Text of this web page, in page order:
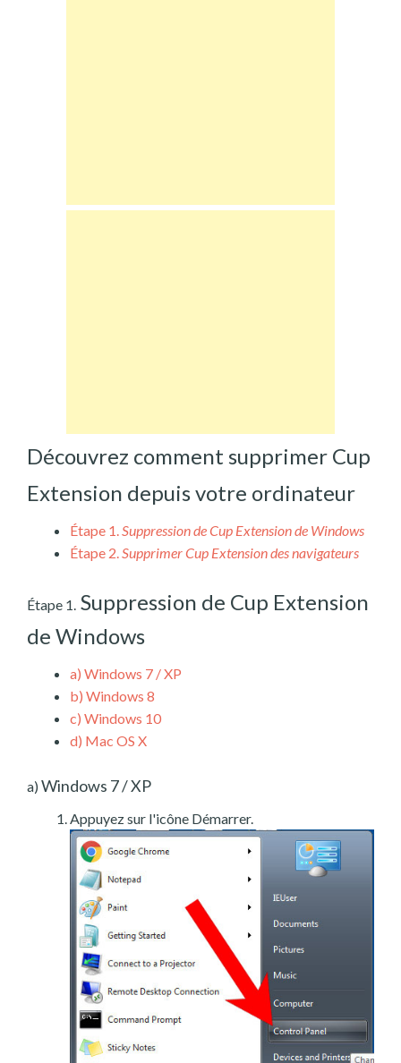
Découvrez comment supprimer Cup
Extension depuis votre ordinateur
Étape 1.Suppression de Cup Extension de Windows
Étape 2.Supprimer Cup Extension des navigateurs
Étape 1. Suppression de Cup Extension
de Windows
a) Windows 7 / XP
b) Windows 8
c) Windows 10
d) Mac OS X
a) Windows 7 / XP
Appuyez sur l'icône Démarrer.